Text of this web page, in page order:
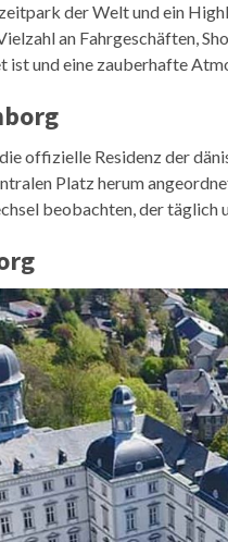
der Welt und ein
an Fahrgeschäften,
ist und eine zauberhafte
offizielle Residenz der
Platz herum
beobachten, der täglich